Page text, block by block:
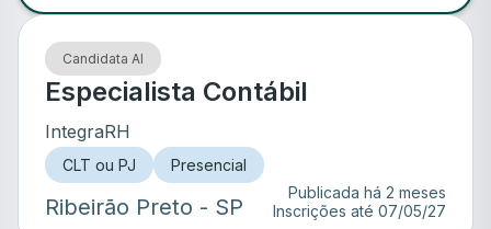
Candidata AI
Especialista Contábil
IntegraRH
CLT ou PJ Presencial
Ribeirão Preto - SP
Publicada há 2 meses
Inscrições até 07/05/27